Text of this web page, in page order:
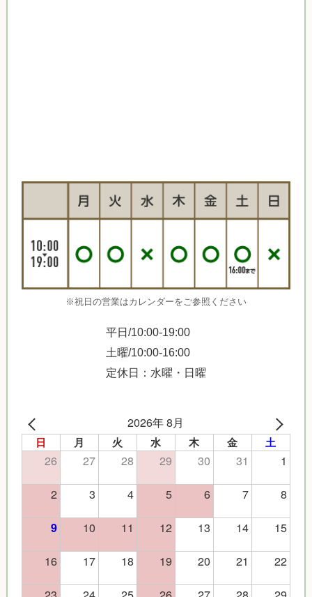
※祝日の営業はカレンダーをご参照ください
平日/10:00-19:00
土曜/10:00-16:00
定休日：水曜・日曜
2026年 8月
日 月 火 水 木 金 土
26 27 28 29 30 31
1
2
3 4 5 6 7 8
9 10 11 12 13 14
15
16
17 18 19 20 21
22